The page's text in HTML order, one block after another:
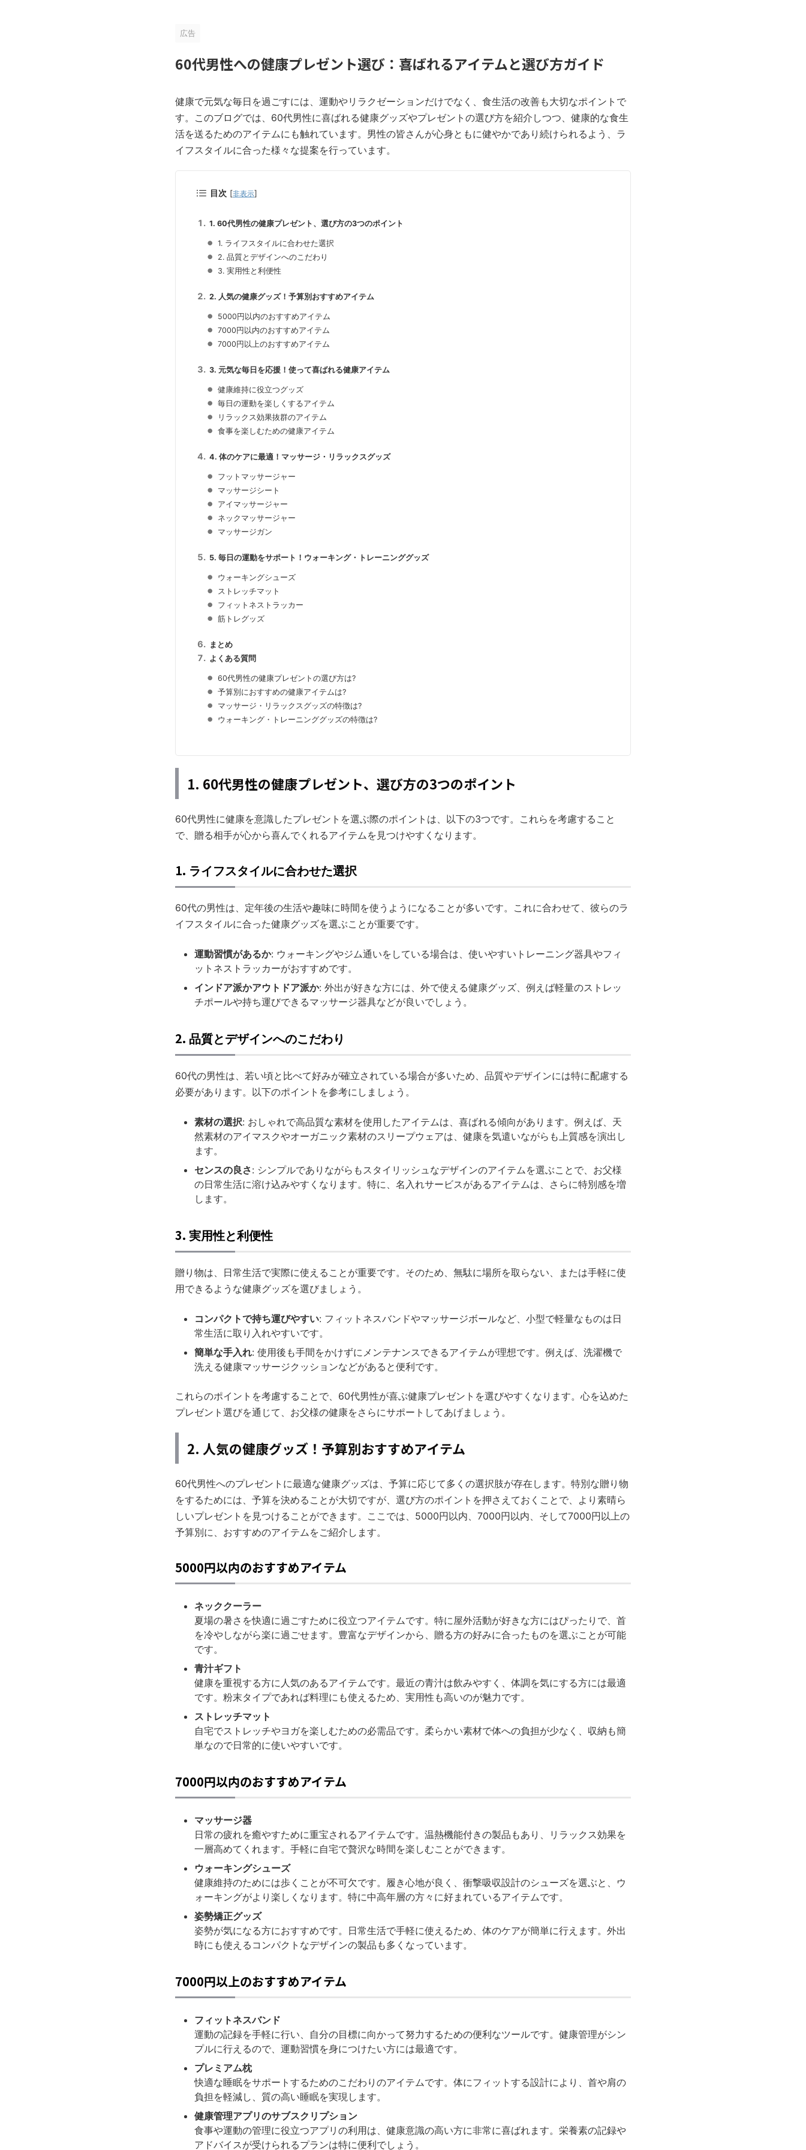
広告
60代男性への健康プレゼント選び：喜ばれるアイテムと選び方ガイド
健康で元気な毎日を過ごすには、運動やリラクゼーションだけでなく、食生活の改善も大切なポイントで
す。このブログでは、60代男性に喜ばれる健康グッズやプレゼントの選び方を紹介しつつ、健康的な食生
活を送るためのアイテムにも触れています。男性の皆さんが心身ともに健やかであり続けられるよう、ラ
イフスタイルに合った様々な提案を行っています。
目次 [非表示]
1. 60代男性の健康プレゼント、選び方の3つのポイント
1. ライフスタイルに合わせた選択
2. 品質とデザインへのこだわり
3. 実用性と利便性
2. 人気の健康グッズ！予算別おすすめアイテム
5000円以内のおすすめアイテム
7000円以内のおすすめアイテム
7000円以上のおすすめアイテム
3. 元気な毎日を応援！使って喜ばれる健康アイテム
健康維持に役立つグッズ
毎日の運動を楽しくするアイテム
リラックス効果抜群のアイテム
食事を楽しむための健康アイテム
4. 体のケアに最適！マッサージ・リラックスグッズ
フットマッサージャー
マッサージシート
アイマッサージャー
ネックマッサージャー
マッサージガン
5. 毎日の運動をサポート！ウォーキング・トレーニンググッズ
ウォーキングシューズ
ストレッチマット
フィットネストラッカー
筋トレグッズ
まとめ
よくある質問
60代男性の健康プレゼントの選び方は?
予算別におすすめの健康アイテムは?
マッサージ・リラックスグッズの特徴は?
ウォーキング・トレーニンググッズの特徴は?
1. 60代男性の健康プレゼント、選び方の3つのポイント
60代男性に健康を意識したプレゼントを選ぶ際のポイントは、以下の3つです。これらを考慮すること
で、贈る相手が心から喜んでくれるアイテムを見つけやすくなります。
1. ライフスタイルに合わせた選択
60代の男性は、定年後の生活や趣味に時間を使うようになることが多いです。これに合わせて、彼らのラ
イフスタイルに合った健康グッズを選ぶことが重要です。
運動習慣があるか: ウォーキングやジム通いをしている場合は、使いやすいトレーニング器具やフィ
ットネストラッカーがおすすめです。
インドア派かアウトドア派か: 外出が好きな方には、外で使える健康グッズ、例えば軽量のストレッ
チポールや持ち運びできるマッサージ器具などが良いでしょう。
2. 品質とデザインへのこだわり
60代の男性は、若い頃と比べて好みが確立されている場合が多いため、品質やデザインには特に配慮する
必要があります。以下のポイントを参考にしましょう。
素材の選択: おしゃれで高品質な素材を使用したアイテムは、喜ばれる傾向があります。例えば、天
然素材のアイマスクやオーガニック素材のスリープウェアは、健康を気遣いながらも上質感を演出し
ます。
センスの良さ: シンプルでありながらもスタイリッシュなデザインのアイテムを選ぶことで、お父様
の日常生活に溶け込みやすくなります。特に、名入れサービスがあるアイテムは、さらに特別感を増
します。
3. 実用性と利便性
贈り物は、日常生活で実際に使えることが重要です。そのため、無駄に場所を取らない、または手軽に使
用できるような健康グッズを選びましょう。
コンパクトで持ち運びやすい: フィットネスバンドやマッサージボールなど、小型で軽量なものは日
常生活に取り入れやすいです。
簡単な手入れ: 使用後も手間をかけずにメンテナンスできるアイテムが理想です。例えば、洗濯機で
洗える健康マッサージクッションなどがあると便利です。
これらのポイントを考慮することで、60代男性が喜ぶ健康プレゼントを選びやすくなります。心を込めた
プレゼント選びを通じて、お父様の健康をさらにサポートしてあげましょう。
2. 人気の健康グッズ！予算別おすすめアイテム
60代男性へのプレゼントに最適な健康グッズは、予算に応じて多くの選択肢が存在します。特別な贈り物
をするためには、予算を決めることが大切ですが、選び方のポイントを押さえておくことで、より素晴ら
しいプレゼントを見つけることができます。ここでは、5000円以内、7000円以内、そして7000円以上の
予算別に、おすすめのアイテムをご紹介します。
5000円以内のおすすめアイテム
ネッククーラー
夏場の暑さを快適に過ごすために役立つアイテムです。特に屋外活動が好きな方にはぴったりで、首
を冷やしながら楽に過ごせます。豊富なデザインから、贈る方の好みに合ったものを選ぶことが可能
です。
青汁ギフト
健康を重視する方に人気のあるアイテムです。最近の青汁は飲みやすく、体調を気にする方には最適
です。粉末タイプであれば料理にも使えるため、実用性も高いのが魅力です。
ストレッチマット
自宅でストレッチやヨガを楽しむための必需品です。柔らかい素材で体への負担が少なく、収納も簡
単なので日常的に使いやすいです。
7000円以内のおすすめアイテム
マッサージ器
日常の疲れを癒やすために重宝されるアイテムです。温熱機能付きの製品もあり、リラックス効果を
一層高めてくれます。手軽に自宅で贅沢な時間を楽しむことができます。
ウォーキングシューズ
健康維持のためには歩くことが不可欠です。履き心地が良く、衝撃吸収設計のシューズを選ぶと、ウ
ォーキングがより楽しくなります。特に中高年層の方々に好まれているアイテムです。
姿勢矯正グッズ
姿勢が気になる方におすすめです。日常生活で手軽に使えるため、体のケアが簡単に行えます。外出
時にも使えるコンパクトなデザインの製品も多くなっています。
7000円以上のおすすめアイテム
フィットネスバンド
運動の記録を手軽に行い、自分の目標に向かって努力するための便利なツールです。健康管理がシン
プルに行えるので、運動習慣を身につけたい方には最適です。
プレミアム枕
快適な睡眠をサポートするためのこだわりのアイテムです。体にフィットする設計により、首や肩の
負担を軽減し、質の高い睡眠を実現します。
健康管理アプリのサブスクリプション
食事や運動の管理に役立つアプリの利用は、健康意識の高い方に非常に喜ばれます。栄養素の記録や
アドバイスが受けられるプランは特に便利でしょう。